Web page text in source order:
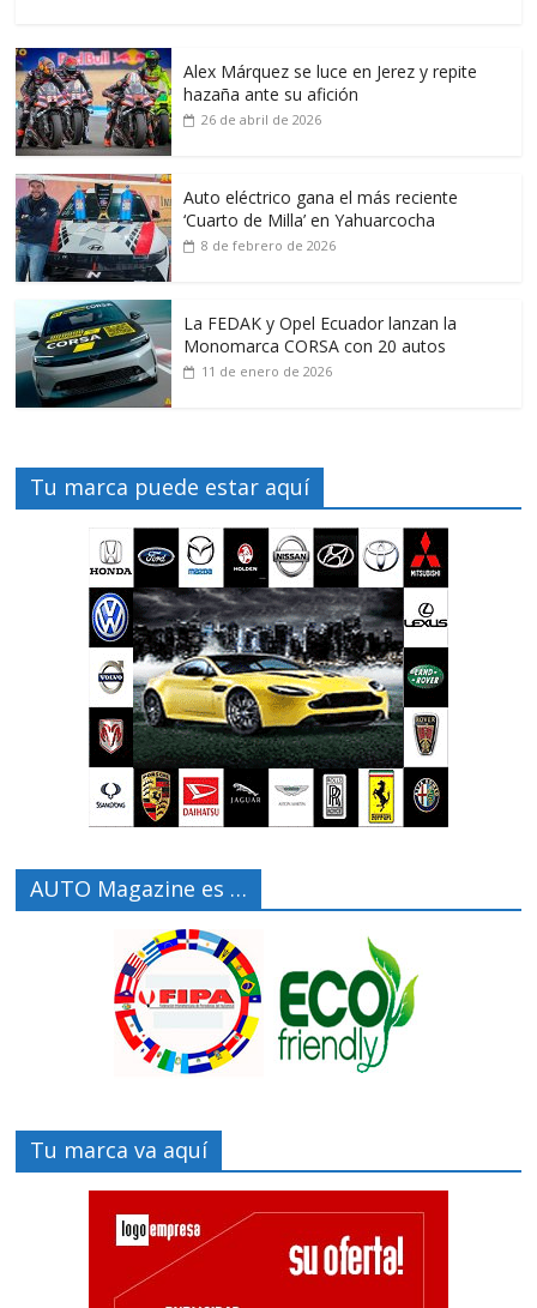
Alex Márquez se luce en Jerez y repite
hazaña ante su afición
26 de abril de 2026
Auto eléctrico gana el más reciente
‘Cuarto de Milla’ en Yahuarcocha
8 de febrero de 2026
La FEDAK y Opel Ecuador lanzan la
Monomarca CORSA con 20 autos
11 de enero de 2026
Tu marca puede estar aquí
AUTO Magazine es …
Tu marca va aquí